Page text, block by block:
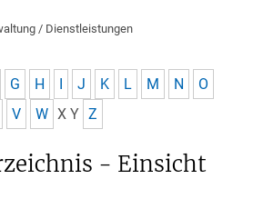
/ Dienstleistungen
G H I J K L M N
O
V W X Y Z
- Einsicht